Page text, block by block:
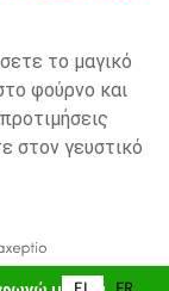
το μαγικό
φούρνο και
στον γευστικό
και στο σύστημα
Εμπορίου.